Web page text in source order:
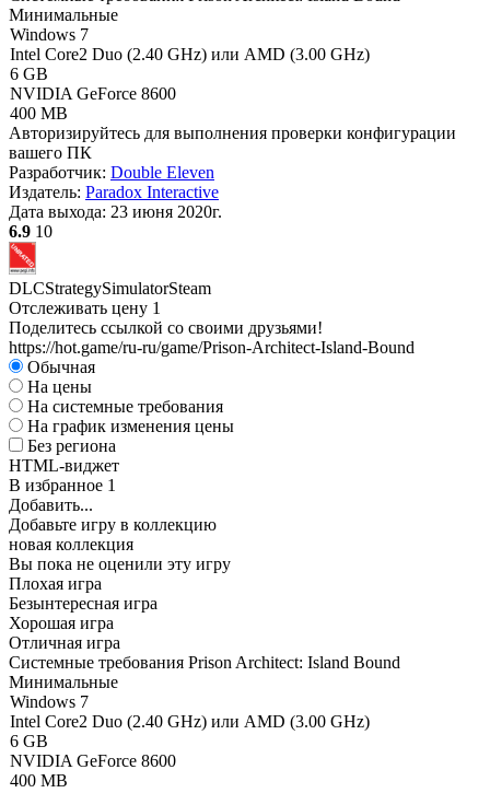
Минимальные
Windows 7
Intel Core2 Duo (2.40 GHz) или AMD (3.00 GHz)
6 GB
NVIDIA GeForce 8600
400 MB
Авторизируйтесь для выполнения проверки конфигурации
вашего ПК
Разработчик: Double Eleven
Издатель: Paradox Interactive
Дата выхода: 23 июня 2020г.
6.9 10
DLCStrategySimulatorSteam
Отслеживать цену 1
Поделитесь ссылкой со своими друзьями!
https://hot.game/ru-ru/game/Prison-Architect-Island-Bound
Обычная
На цены
На системные требования
На график изменения цены
Без региона
HTML-виджет
В избранное 1
Добавить...
Добавьте игру в коллекцию
новая коллекция
Вы пока не оценили эту игру
Плохая игра
Безынтересная игра
Хорошая игра
Отличная игра
Системные требования Prison Architect: Island Bound
Минимальные
Windows 7
Intel Core2 Duo (2.40 GHz) или AMD (3.00 GHz)
6 GB
NVIDIA GeForce 8600
400 MB